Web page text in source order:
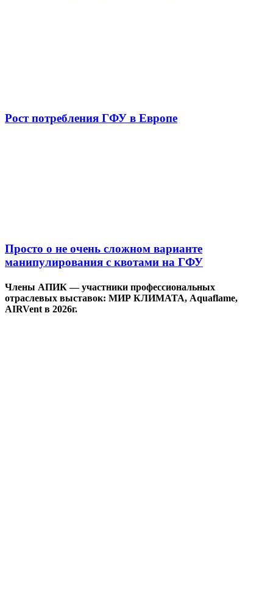
Рост потребления ГФУ в Европе
Просто о не очень сложном варианте
манипулирования с квотами на ГФУ
Члены АПИК — участники профессиональных
отраслевых выставок: МИР КЛИМАТА, Aquaflame,
AIRVent в 2026г.